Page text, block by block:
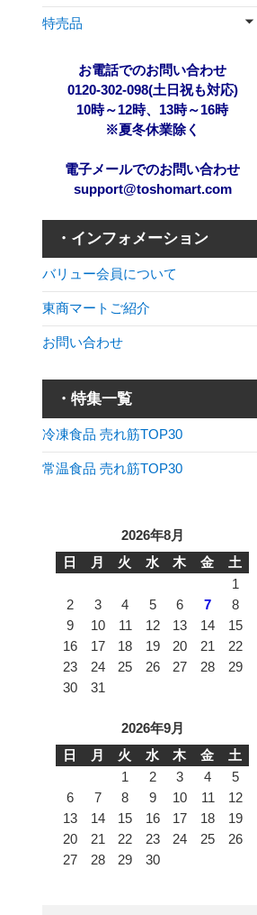
特売品
お電話でのお問い合わせ
0120-302-098(土日祝も対応)
10時～12時、13時～16時
※夏冬休業除く
電子メールでのお問い合わせ
support@toshomart.com
・インフォメーション
バリュー会員について
東商マートご紹介
お問い合わせ
・特集一覧
冷凍食品 売れ筋TOP30
常温食品 売れ筋TOP30
2026年8月
日
月 火 水 木 金
土
1
2
3 4 5 6 7
8
9
10 11 12 13 14
15
16
17 18 19 20 21
22
23
24 25 26 27 28
29
30
31
2026年9月
日
月 火 水 木 金
土
1
2 3 4
5
6
7 8 9 10 11
12
13
14 15 16 17 18
19
20
21 22 23 24 25
26
27
28 29 30